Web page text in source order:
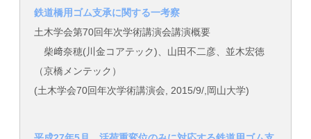
鉄道橋用ゴム支承に関する一考察
土木学会第70回年次学術講演会講演概要
柴﨑奈穂(川金コアテック)、山田不二彦、並木宏徳
（京橋メンテック）
(土木学会70回年次学術講演会, 2015/9/,岡山大学)